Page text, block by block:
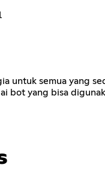
untuk semua yang
bot yang bisa